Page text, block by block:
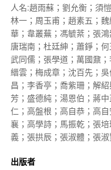
人名:趙雨蘇；劉允衡；須
林一；周玉甫；趙素五；
華；韋叢蕪；馮毓棻；張
唐瑞南；杜廷紳；蕭錚；
武同儒；張學道；萬國鼐
縉雲；梅成章；沈百先；
昌；李香亭；喬紫珊；解
芳；盛德純；湯恩伯；蔣
仁；高盤根；高自恭；高
襄；高學詩；馬振乾；張
義；張拱辰；張淑體；張
出版者